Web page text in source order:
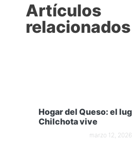
Artículos
relacionados
Hogar del Queso: el
Chilchota vive
marzo 12, 2026